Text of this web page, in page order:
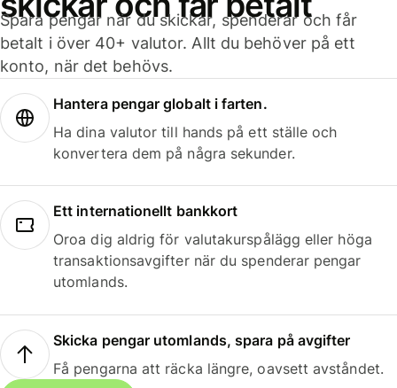
Spara pengar när du skickar, spenderar och får
betalt i över 40+ valutor. Allt du behöver på ett
konto, när det behövs.
Hantera pengar globalt i farten.
Ha dina valutor till hands på ett ställe och
konvertera dem på några sekunder.
Ett internationellt bankkort
Oroa dig aldrig för valutakurspålägg eller höga
transaktionsavgifter när du spenderar pengar
utomlands.
Skicka pengar utomlands, spara på avgifter
Få pengarna att räcka längre, oavsett avståndet.